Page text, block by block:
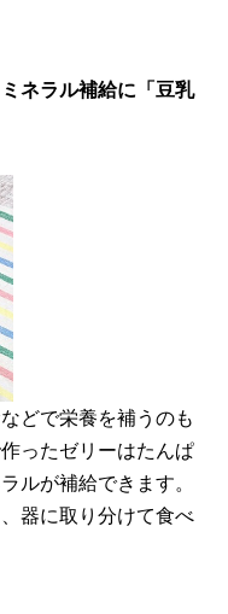
ネラル補給に「豆乳
どで栄養を補うのも
ったゼリーはたんぱ
ルが補給できます。
器に取り分けて食べ